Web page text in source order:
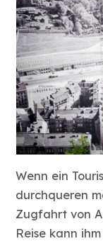
Wenn ein
durchqueren
Zugfahrt von
Reise kann